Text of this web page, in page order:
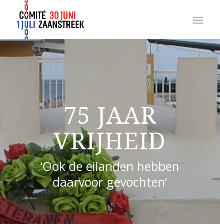
75 JAAR
VRIJHEID
‘Ook de eilanden hebben
daarvoor gevochten’